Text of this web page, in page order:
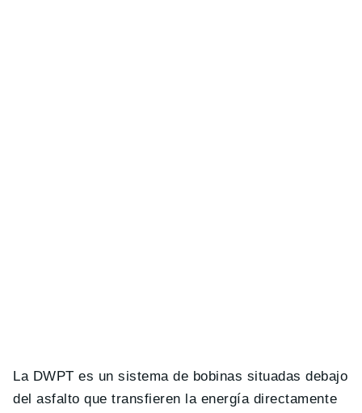
La DWPT es un sistema de bobinas situadas debajo
del asfalto que transfieren la energía directamente